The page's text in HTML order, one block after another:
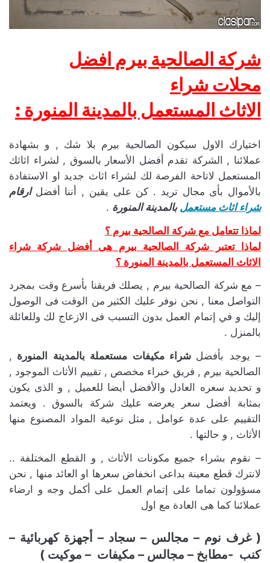
شركة الصالحية بيرم افضل
محلات شراء
الاثاث المستعمل بالمدينة المنورة :
اختيارك الاول سيكون الصالحية بيرم بلا شك , و بشهادة
عملائنا , الشركة تقدم أفضل الأسعار بالسوق , لشراء اثاثك
المستعمل لاتاحة الفرصة لك لشراء اثاث جديد او الاستفادة
بالأموال بأى مجال تريد . كن على يقين , أننا أفضل ارقام
شراء اثاث مستعمل بالمدينة المنورة .
لماذا تتعامل مع شركة الصالحية بيرم ؟
لماذا تعتبر شركة الصالحية بيرم هى أفضل شركة شراء
الاثاث المستعمل بالمدينة المنورة ؟
– مع شركة الصالحية بيرم , يصلك فريقنا بأسرع وقت بمجرد
التواصل معنا , نحن نوفر عليك الكثير من الوقت فى الوصول
إليك و في إتمام العمل بدون التسبب فى الازعاج لك وللعائلة
بالمنزل .
– يوجد بأفضل شراء مكيفات مستعملة بالمدينة المنورة ,
الصالحية بيرم , فريق خبراء مخصص , تقييم الأثاث الموجود ,
و تحديد سعره العادل والأفضل أيضا للعميل , و الذى يكون
بمثابة أفضل سعر يعرضه عليك شركة بالسوق . ويعتمد
التقييم على عدة عوامل , مثل نوعية المواد المصنوع منها
الأثاث , و حالتها .
– نقوم بشراء جميع مكونات الأثاث , و القطع المختلفة ..
لانترك قطع معينة بداعى انخفاض سعرها او العائد منها , نحن
مسؤولون تماما على إتمام العمل على أكمل وجه و ارضاء
عملائنا كما هى العادة مع اول
( غرف نوم – مجالس – سجاد – أجهزة كهربائية –
كنب -مطابخ – مجالس – مكيفات – موكيت )